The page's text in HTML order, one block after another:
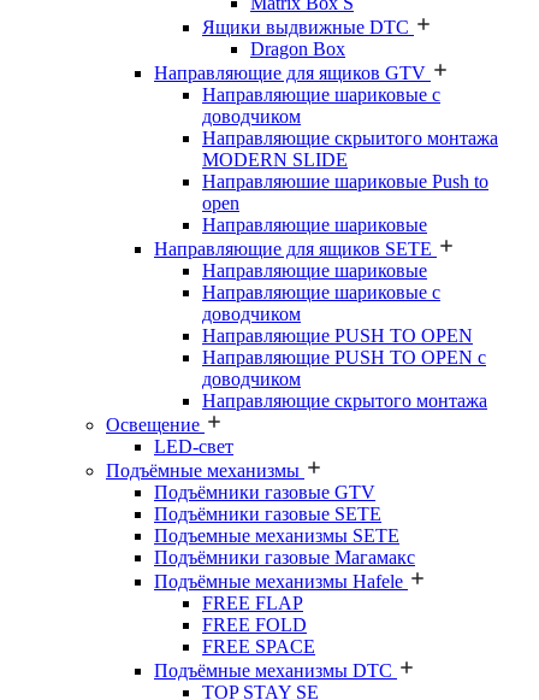
Ящики выдвижные DTC
Dragon Box
Направляющие для ящиков GTV
Направляющие шариковые с
доводчиком
Направляющие скрыитого монтажа
MODERN SLIDE
Направляюшие шариковые Push to
open
Направляющие шариковые
Направляющие для ящиков SETE
Направляющие шариковые
Направляющие шариковые с
доводчиком
Направляющие PUSH TO OPEN
Направляющие PUSH TO OPEN с
доводчиком
Направляющие скрытого монтажа
Освещение
LED-свет
Подъёмные механизмы
Подъёмники газовые GTV
Подъёмники газовые SETE
Подъемные механизмы SETE
Подъёмники газовые Магамакс
Подъёмные механизмы Hafele
FREE FLAP
FREE FOLD
FREE SPACE
Подъёмные механизмы DTC
TOP STAY SE